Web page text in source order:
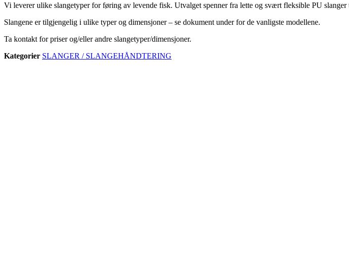
Vi leverer ulike slangetyper for føring av levende fisk. Utvalget spenner fra lette og svært fleksible PU
Slangene er tilgjengelig i ulike typer og dimensjoner – se dokument under for de vanligste modellene.
Ta kontakt for priser og/eller andre slangetyper/dimensjoner.
Kategorier SLANGER / SLANGEHÅNDTERING